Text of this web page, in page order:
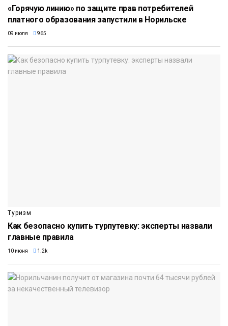
«Горячую линию» по защите прав потребителей
платного образования запустили в Норильске
09 июля 965
Туризм
Как безопасно купить турпутевку: эксперты назвали
главные правила
10 июня 1.2k